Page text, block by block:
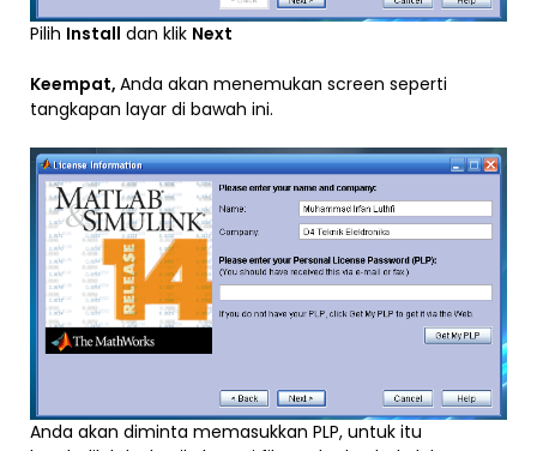
Pilih Install dan klik Next
Keempat, Anda akan menemukan screen seperti
tangkapan layar di bawah ini.
Anda akan diminta memasukkan PLP, untuk itu